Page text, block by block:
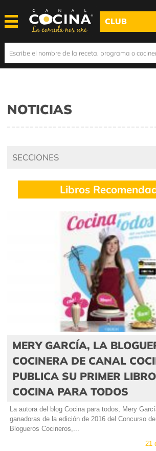
CLUB
NOTICIAS
SECCIONES
Libros
MERY GARCÍA, LA
COCINERA DE CANAL
PUBLICA SU PRIMER
COCINA PARA TODOS
La autora del blog Cocina para todos, Mery
ganadoras de la edición de 2016 del Concurso
Blogueros Cocineros,...
21